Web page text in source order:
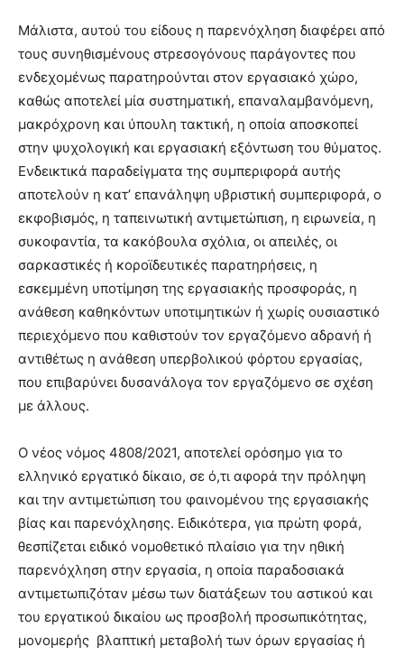
Μάλιστα, αυτού του είδους η παρενόχληση διαφέρει από
τους συνηθισμένους στρεσογόνους παράγοντες που
ενδεχομένως παρατηρούνται στον εργασιακό χώρο,
καθώς αποτελεί μία συστηματική, επαναλαμβανόμενη,
μακρόχρονη και ύπουλη τακτική, η οποία αποσκοπεί
στην ψυχολογική και εργασιακή εξόντωση του θύματος.
Ενδεικτικά παραδείγματα της συμπεριφορά αυτής
αποτελούν η κατ’ επανάληψη υβριστική συμπεριφορά, ο
εκφοβισμός, η ταπεινωτική αντιμετώπιση, η ειρωνεία, η
συκοφαντία, τα κακόβουλα σχόλια, οι απειλές, οι
σαρκαστικές ή κοροϊδευτικές παρατηρήσεις, η
εσκεμμένη υποτίμηση της εργασιακής προσφοράς, η
ανάθεση καθηκόντων υποτιμητικών ή χωρίς ουσιαστικό
περιεχόμενο που καθιστούν τον εργαζόμενο αδρανή ή
αντιθέτως η ανάθεση υπερβολικού φόρτου εργασίας,
που επιβαρύνει δυσανάλογα τον εργαζόμενο σε σχέση
με άλλους.
Ο νέος νόμος 4808/2021, αποτελεί ορόσημο για το
ελληνικό εργατικό δίκαιο, σε ό,τι αφορά την πρόληψη
και την αντιμετώπιση του φαινομένου της εργασιακής
βίας και παρενόχλησης. Ειδικότερα, για πρώτη φορά,
θεσπίζεται ειδικό νομοθετικό πλαίσιο για την ηθική
παρενόχληση στην εργασία, η οποία παραδοσιακά
αντιμετωπιζόταν μέσω των διατάξεων του αστικού και
του εργατικού δικαίου ως προσβολή προσωπικότητας,
μονομερής βλαπτική μεταβολή των όρων εργασίας ή